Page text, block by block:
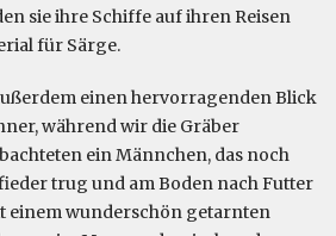
sie ihre Schiffe auf ihren Reisen
für Särge.
einen hervorragenden Blick
während wir die Gräber
ein Männchen, das noch
trug und am Boden nach Futter
einem wunderschön getarnten